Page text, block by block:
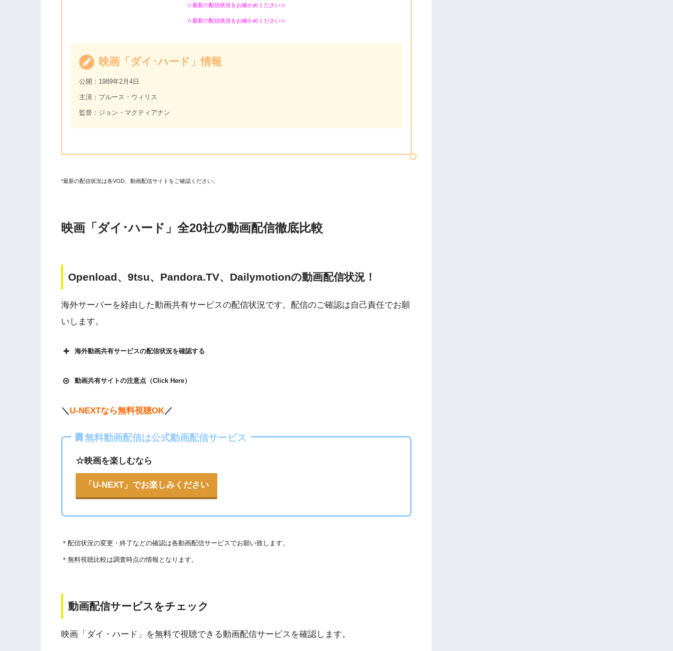
☆最新の配信状況をお確かめください☆
☆最新の配信状況をお確かめください☆
映画「ダイ･ハード」情報
公開：1989年2月4日
主演：ブルース・ウィリス
監督：ジョン・マクティアナン
*最新の配信状況は各VOD、動画配信サイトをご確認ください。
映画「ダイ･ハード」全20社の動画配信徹底比較
Openload、9tsu、Pandora.TV、Dailymotionの動画配信状況！
海外サーバーを経由した動画共有サービスの配信状況です。配信のご確認は自己責任でお願
いします。
海外動画共有サービスの配信状況を確認する
▶︎Pandora.TV
動画共有サイトの注意点（Click Here）
権を侵害している恐れがあります。
法律に触れることはもちろん、フィッシング詐欺やウイルス感染によるスマホ・パソコントラブルの原因とな
著作物の取り扱いについては注意喚起が「公益社団法人著作物情報センター
されています。
＼ U-NEXTなら無料視聴OK／
無料動画配信は公式動画配信サービス
☆映画を楽しむなら
「U-NEXT」でお楽しみください
＊ 配信状況の変更・終了などの確認は各動画配信サービスでお願い致します。
＊無料視聴比較は調査時点の情報となります。
動画配信サービスをチェック
映画「ダイ・ハード」を無料で視聴できる動画配信サービスを確認します。